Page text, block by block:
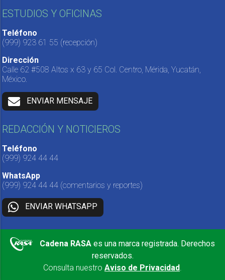
ESTUDIOS Y OFICINAS
Teléfono
(999) 923 61 55 (recepción)
Dirección
Calle 62 #508 Altos x 63 y 65 Col. Centro, Mérida, Yucatán,
México.
ENVIAR MENSAJE
REDACCIÓN Y NOTICIEROS
Teléfono
(999) 924 44 44
WhatsApp
(999) 924 44 44 (comentarios y reportes)
ENVIAR WHATSAPP
Cadena RASA es una marca registrada. Derechos
reservados.
Consulta nuestro Aviso de Privacidad